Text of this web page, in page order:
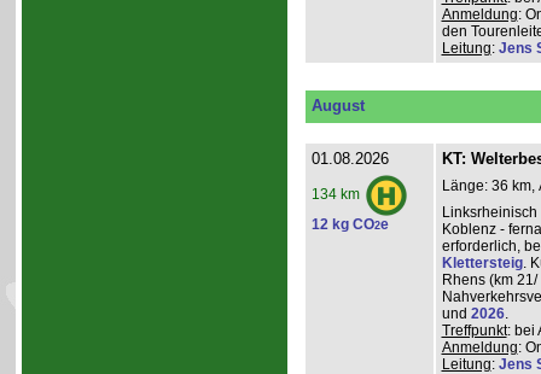
Anmeldung:
den
Leitung: Jens
August
01.08.2026
134 km
12 kg CO2e
KT:
Länge: 36 km,
Koblenz -
erforderlich,
Klettersteig.
Rhens (km
und 2026.
Treffpunkt: bei
Anmeldung:
Leitung: Jens